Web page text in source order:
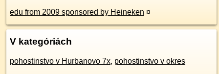
edu from 2009 sponsored by Heineken ¤
V kategóriách
pohostinstvo v Hurbanovo 7x, pohostinstvo v okres